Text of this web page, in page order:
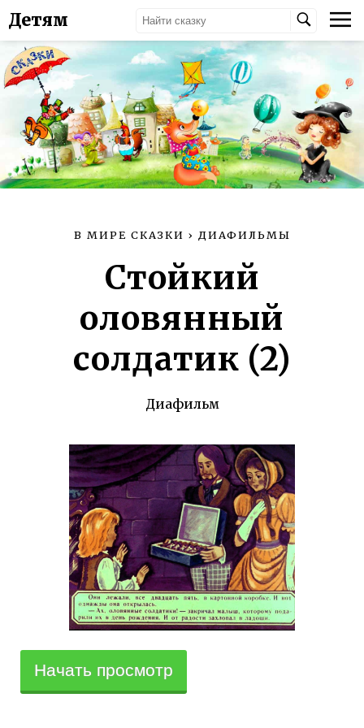
Детям
В МИРЕ СКАЗКИ › ДИАФИЛЬМЫ
Стойкий
оловянный
солдатик (2)
Диафильм
Начать просмотр